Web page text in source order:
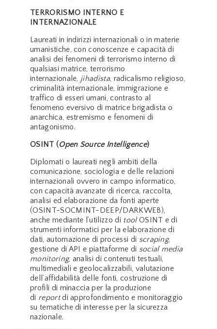
TERRORISMO INTERNO E
INTERNAZIONALE
Laureati in indirizzi internazionali o in materie
umanistiche, con conoscenze e capacità di
analisi dei fenomeni di terrorismo interno di
qualsiasi matrice, terrorismo
internazionale, jihadista, radicalismo religioso,
criminalità internazionale, immigrazione e
traffico di esseri umani, contrasto al
fenomeno eversivo di matrice brigadista o
anarchica, estremismo e fenomeni di
antagonismo.
OSINT (Open Source Intelligence)
Diplomati o laureati negli ambiti della
comunicazione, sociologia e delle relazioni
internazionali ovvero in campo informatico,
con capacità avanzate di ricerca, raccolta,
analisi ed elaborazione da fonti aperte
(OSINT-SOCMINT-DEEP/DARKWEB),
anche mediante l’utilizzo di toolOSINT e di
strumenti informatici per la elaborazione di
dati, automazione di processi di scraping,
gestione di API e piattaforme di social media
monitoring, analisi di contenuti testuali,
multimediali e geolocalizzabili, valutazione
dell’affidabilità delle fonti, costruzione di
profili di minaccia per la produzione
di reportdi approfondimento e monitoraggio
su tematiche di interesse per la sicurezza
nazionale.